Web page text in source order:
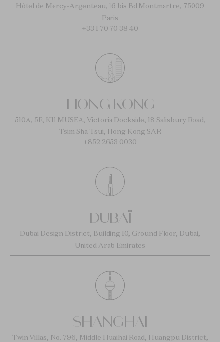
Hôtel de Mercy-Argenteau, 16 bis Bd Montmartre, 75009
Paris
+33 1 70 70 38 40
HONG KONG
510A, 5F, K11 MUSEA, Victoria Dockside, 18 Salisbury Road,
Tsim Sha Tsui, Hong Kong SAR
+852 2653 0030
DUBAÏ
Dubai Design District, Building 10, Ground Floor, Dubai,
United Arab Emirates
SHANGHAI
Twin Villas, No. 796, Middle Huaihai Road, Huangpu District,